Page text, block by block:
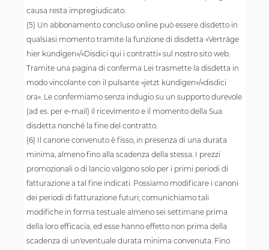
causa resta impregiudicato.
(5) Un abbonamento concluso online può essere disdetto in
qualsiasi momento tramite la funzione di disdetta «Verträge
hier kündigen»/«Disdici qui i contratti» sul nostro sito web.
Tramite una pagina di conferma Lei trasmette la disdetta in
modo vincolante con il pulsante «jetzt kündigen»/«disdici
ora». Le confermiamo senza indugio su un supporto durevole
(ad es. per e-mail) il ricevimento e il momento della Sua
disdetta nonché la fine del contratto.
(6) Il canone convenuto è fisso, in presenza di una durata
minima, almeno fino alla scadenza della stessa. I prezzi
promozionali o di lancio valgono solo per i primi periodi di
fatturazione a tal fine indicati. Possiamo modificare i canoni
dei periodi di fatturazione futuri; comunichiamo tali
modifiche in forma testuale almeno sei settimane prima
della loro efficacia, ed esse hanno effetto non prima della
scadenza di un'eventuale durata minima convenuta. Fino